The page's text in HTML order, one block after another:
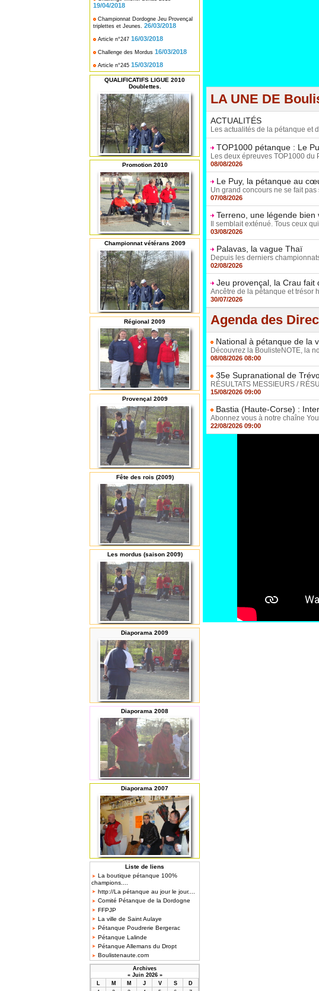
19/04/2018
Championnat Dordogne Jeu Provençal
triplettes et Jeunes. 26/03/2018
Article n°247 16/03/2018
Challenge des Mordus 16/03/2018
Article n°245 15/03/2018
QUALIFICATIFS LIGUE 2010
Doublettes.
Promotion 2010
Championnat vétérans 2009
Régional 2009
Provençal 2009
Fête des rois (2009)
Les mordus (saison 2009)
Diaporama 2009
Diaporama 2008
Diaporama 2007
Liste de liens
La boutique pétanque 100%
champions....
http://La pétanque au jour le jour....
Comité Pétanque de la Dordogne
FFPJP
La ville de Saint Aulaye
Pétanque Poudrerie Bergerac
Pétanque Lalinde
Pétanque Allemans du Dropt
Boulistenaute.com
Archives
« Juin 2026 »
M M J V S
D
LA UNE DE
ACTUALITÉS
Les actualités de la pétanque et
TOP1000 pétanque : Le
Les deux épreuves TOP1000 du
08/08/2026
Le Puy, la pétanque au
Un grand concours ne se fait
07/08/2026
Terreno, une légende bien
Il semblait exténué. Tous ceux
03/08/2026
Palavas, la vague Thaï
Depuis les derniers
02/08/2026
Jeu provençal, la Crau fait
Ancêtre de la pétanque et trésor
30/07/2026
Agenda des
National à pétanque de la
Découvrez la BoulisteNOTE, la
08/08/2026 08:00
35e Supranational de
RÉSULTATS MESSIEURS /
15/08/2026 09:00
Bastia (Haute-Corse) :
Abonnez vous à notre chaîne
22/08/2026 09:00